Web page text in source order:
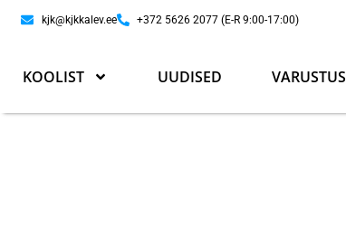
kjk@kjkkalev.ee +372 5626 2077 (E-R 9:00-17:00)
KOOLIST UUDISED VARUSTUS